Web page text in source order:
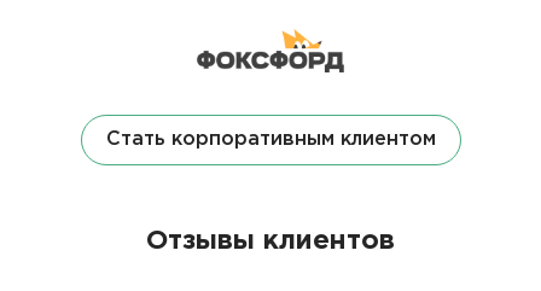
Стать корпоративным клиентом
Отзывы клиентов